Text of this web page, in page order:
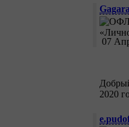
Gagara
07
2020